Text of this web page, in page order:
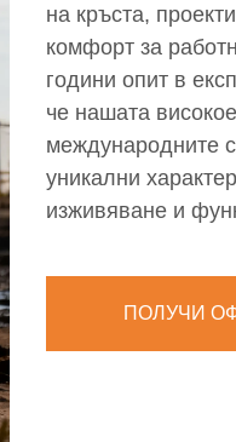
на кръста,
комфорт за
години опит в
че нашата
международните
уникални
изживяване и
ПОЛУЧИ